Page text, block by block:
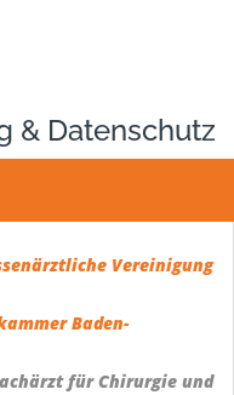
& Datenschutz
Vereinigung
Baden-
für Chirurgie und